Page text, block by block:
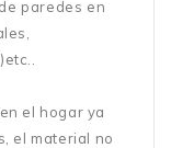
paredes en
el hogar ya
el material no